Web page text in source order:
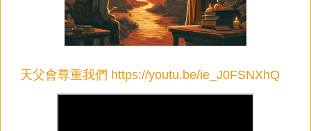
天父會尊重我們 https://youtu.be/ie_J0FSNXhQ